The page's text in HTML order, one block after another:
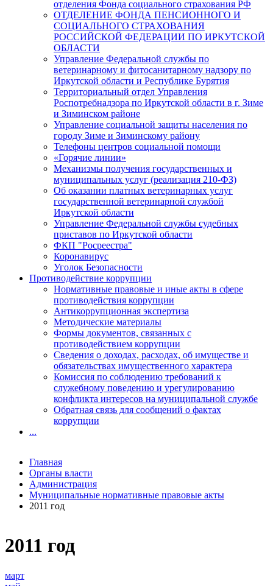
2011 год
март
отделения Фонда социального страхования РФ
ОТДЕЛЕНИЕ ФОНДА ПЕНСИОННОГО И
СОЦИАЛЬНОГО СТРАХОВАНИЯ
РОССИЙСКОЙ ФЕДЕРАЦИИ ПО ИРКУТСКОЙ
ОБЛАСТИ
Управление Федеральной службы по
ветеринарному и фитосанитарному надзору по
Иркутской области и Республике Бурятия
Территориальный отдел Управления
Роспотребнадзора по Иркутской области в г. Зиме
и Зиминском районе
Управление социальной защиты населения по
городу Зиме и Зиминскому району
Телефоны центров социальной помощи
«Горячие линии»
Механизмы получения государственных и
муниципальных услуг (реализация 210-ФЗ)
Об оказании платных ветеринарных услуг
государственной ветеринарной службой
Иркутской области
Управление Федеральной службы судебных
приставов по Иркутской области
ФКП "Росреестра"
Коронавирус
Уголок Безопасности
Противодействие коррупции
Нормативные правовые и иные акты в сфере
противодействия коррупции
Антикоррупционная экспертиза
Методические материалы
Формы документов, связанных с
противодействием коррупции
Сведения о доходах, расходах, об имуществе и
обязательствах имущественного характера
Комиссия по соблюдению требований к
служебному поведению и урегулированию
конфликта интересов на муниципальной службе
Обратная связь для сообщений о фактах
коррупции
...
Главная
Органы власти
Администрация
Муниципальные нормативные правовые акты
2011 год